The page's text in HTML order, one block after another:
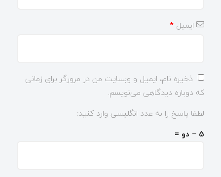
ایمیل *
ذخیره نام، ایمیل و وبسایت من در مرورگر برای زمانی
که دوباره دیدگاهی می‌نویسم.
لطفا پاسخ را به عدد انگلیسی وارد کنید:
5 − دو =